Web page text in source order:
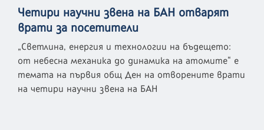
Четири научни звена на БАН отварят
врати за посетители
„Светлина, енергия и технологии на бъдещето:
от небесна механика до динамика на атомите“ е
темата на първия общ Ден на отворените врати
на четири научни звена на БАН